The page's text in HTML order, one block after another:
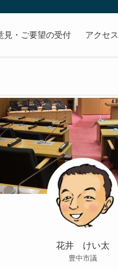
見・ご要望の受付 アクセス
花井 けい太
豊中市議